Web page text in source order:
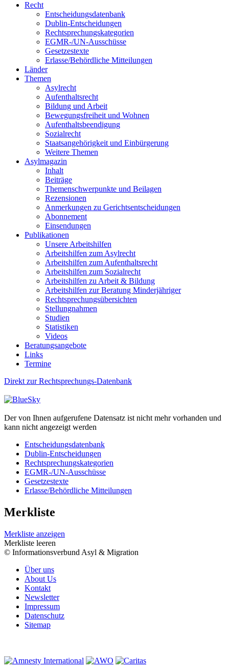
Recht
Entscheidungsdatenbank
Dublin-Entscheidungen
Rechtsprechungskategorien
EGMR-/UN-Ausschüsse
Gesetzestexte
Erlasse/Behördliche Mitteilungen
Länder
Themen
Asylrecht
Aufenthaltsrecht
Bildung und Arbeit
Bewegungsfreiheit und Wohnen
Aufenthaltsbeendigung
Sozialrecht
Staatsangehörigkeit und Einbürgerung
Weitere Themen
Asylmagazin
Inhalt
Beiträge
Themenschwerpunkte und Beilagen
Rezensionen
Anmerkungen zu Gerichtsentscheidungen
Abonnement
Einsendungen
Publikationen
Unsere Arbeitshilfen
Arbeitshilfen zum Asylrecht
Arbeitshilfen zum Aufenthaltsrecht
Arbeitshilfen zum Sozialrecht
Arbeitshilfen zu Arbeit & Bildung
Arbeitshilfen zur Beratung Minderjähriger
Rechtsprechungsübersichten
Stellungnahmen
Studien
Statistiken
Videos
Beratungsangebote
Links
Termine
Direkt zur Rechtsprechungs-Datenbank
Der von Ihnen aufgerufene Datensatz ist nicht mehr vorhanden und
kann nicht angezeigt werden
Entscheidungsdatenbank
Dublin-Entscheidungen
Rechtsprechungskategorien
EGMR-/UN-Ausschüsse
Gesetzestexte
Erlasse/Behördliche Mitteilungen
Merkliste
Merkliste anzeigen
Merkliste leeren
© Informationsverbund Asyl & Migration
Über uns
About Us
Kontakt
Newsletter
Impressum
Datenschutz
Sitemap